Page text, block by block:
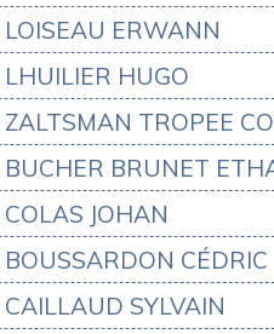
LOISEAU ERWANN
LHUILIER HUGO
ZALTSMAN TROPEE
BUCHER BRUNET
COLAS JOHAN
BOUSSARDON CÉDRIC
CAILLAUD SYLVAIN